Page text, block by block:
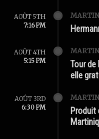
AOÛT 5TH
7:16 PM
AOÛT 4TH
5:15 PM
Tour
elle
AOÛT 3RD
6:30 PM
Produit